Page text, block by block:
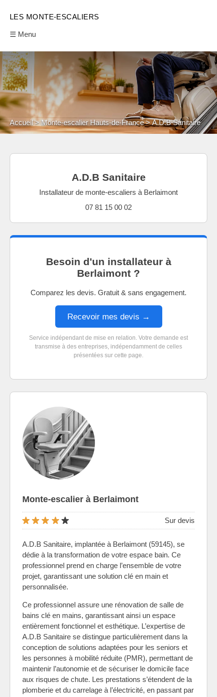
LES MONTE-ESCALIERS
☰ Menu
Accueil Monte-escalier Hauts-de-France A.D.B Sanitaire
A.D.B Sanitaire
Installateur de monte-escaliers à Berlaimont
07 81 15 00 02
Besoin d'un installateur à
Berlaimont ?
Comparez les devis. Gratuit & sans engagement.
Recevoir mes devis →
Service indépendant de mise en relation. Votre demande est
transmise à des entreprises, indépendamment de celles
présentées sur cette page.
Monte-escalier à Berlaimont
Sur devis
A.D.B Sanitaire, implantée à Berlaimont (59145), se
dédie à la transformation de votre espace bain. Ce
professionnel prend en charge l’ensemble de votre
projet, garantissant une solution clé en main et
personnalisée.
Ce professionnel assure une rénovation de salle de
bains clé en mains, garantissant ainsi un espace
entièrement fonctionnel et esthétique. L’expertise de
A.D.B Sanitaire se distingue particulièrement dans la
conception de solutions adaptées pour les seniors et
les personnes à mobilité réduite (PMR), permettant de
maintenir l’autonomie et de sécuriser le domicile face
aux risques de chute. Les prestations s’étendent de la
plomberie et du carrelage à l’électricité, en passant par